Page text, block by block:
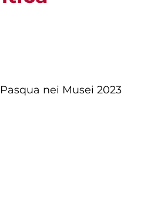
nei Musei 2023